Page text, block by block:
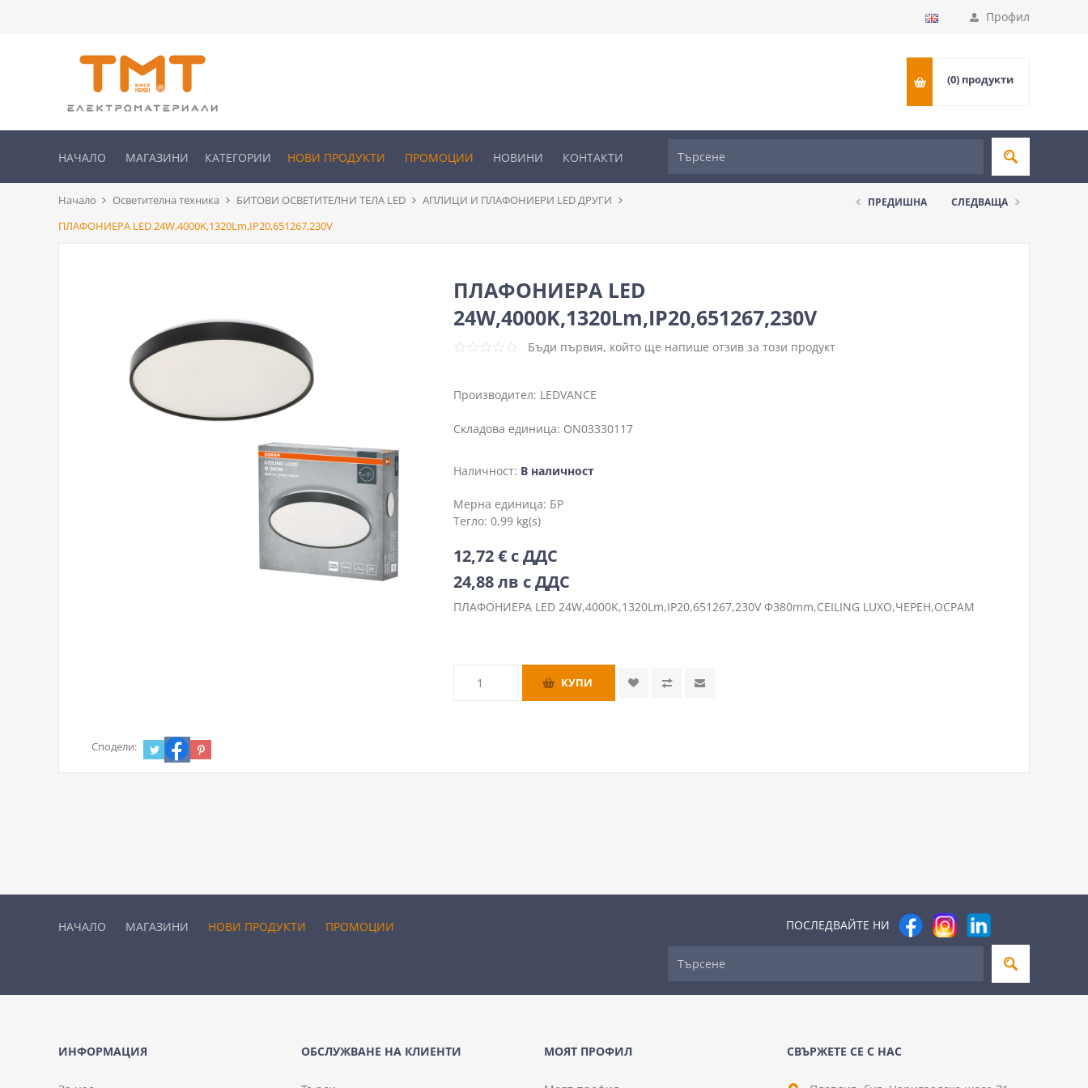
Профил
(0) продукти
НАЧАЛО МАГАЗИНИ КАТЕГОРИИ НОВИ ПРОДУКТИ ПРОМОЦИИ НОВИНИ КОНТАКТИ
Начало Осветителна техника БИТОВИ ОСВЕТИТЕЛНИ ТЕЛА LED
АПЛИЦИ И ПЛАФОНИЕРИ LED ДРУГИ
ПЛАФОНИЕРА LED 24W,4000K,1320Lm,IP20,651267,230V
ПРЕДИШНА СЛЕДВАЩА
ПЛАФОНИЕРА LED
24W,4000K,1320Lm,IP20,651267,230V
Бъди първия, който ще напише отзив за този продукт
Производител: LEDVANCE
Складова единица: ON03330117
Наличност: В наличност
Мерна единица: БР
Тегло:0,99 kg(s)
12,72 € с ДДС
24,88 лв с ДДС
ПЛАФОНИЕРА LED 24W,4000K,1320Lm,IP20,651267,230V Ф380mm,CEILING LUXO,ЧЕРЕН,ОСРАМ
Сподели:
ПОСЛЕДВАЙТЕ НИ
НАЧАЛО МАГАЗИНИ НОВИ ПРОДУКТИ ПРОМОЦИИ
ИНФОРМАЦИЯ ОБСЛУЖВАНЕ НА КЛИЕНТИ МОЯТ ПРОФИЛ СВЪРЖЕТЕ СЕ С НАС